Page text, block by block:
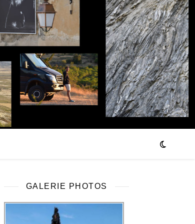
GALERIE PHOTOS